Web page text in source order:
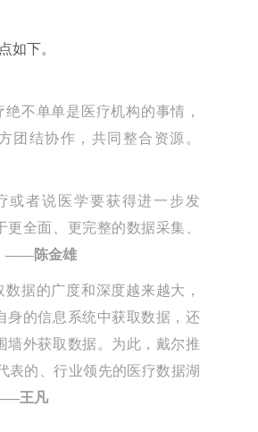
如下。
绝不单单是医疗机构的事情，
团结协作，共同整合资源。
或者说医学要获得进一步发
更全面、更完整的数据采集、
——陈金雄
数据的广度和深度越来越大，
身的信息系统中获取数据，还
墙外获取数据。为此，戴尔推
表的、行业领先的医疗数据湖
王凡